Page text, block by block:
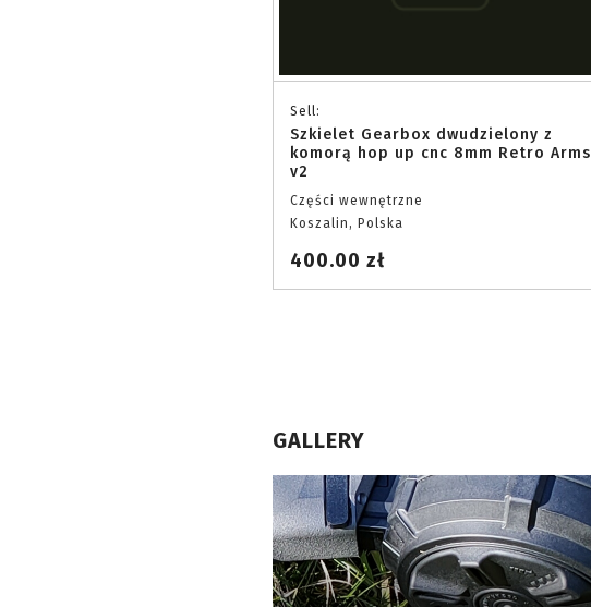
Sell:
Szkielet Gearbox dwudzielony z
komorą hop up cnc 8mm Retro Arms
v2
Części wewnętrzne
Koszalin, Polska
400.00 zł
GALLERY